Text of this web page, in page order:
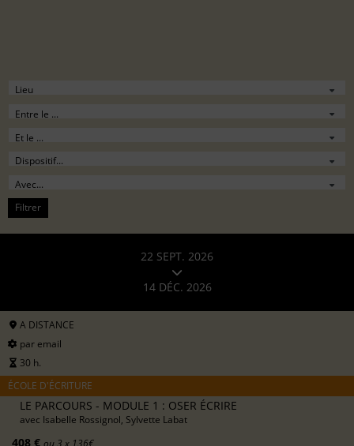
Filtrer
22 SEPT. 2026
14 DÉC. 2026
A DISTANCE
par email
30 h.
ÉCOLE D'ÉCRITURE
LE PARCOURS - MODULE 1 : OSER ÉCRIRE
avec Isabelle Rossignol, Sylvette Labat
408 € ou 3 x 136€